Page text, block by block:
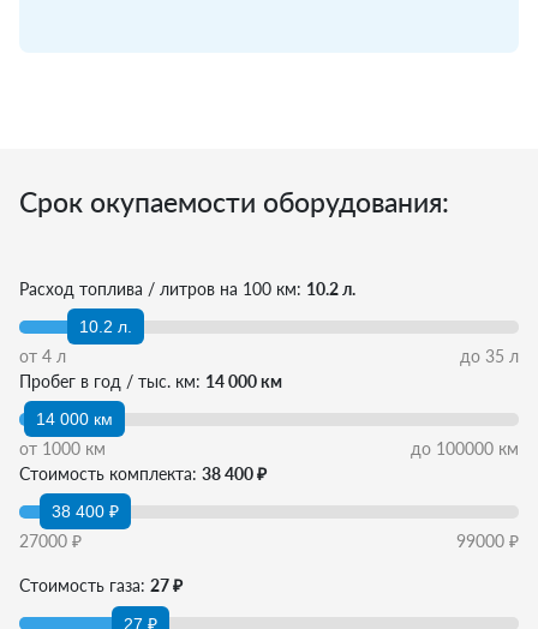
Срок окупаемости оборудования:
Расход топлива / литров на 100 км: 10.2 л.
10.2 л.
от 4 л до 35 л
Пробег в год / тыс. км: 14 000 км
14 000 км
от 1000 км до 100000 км
Стоимость комплекта: 38 400 ₽
38 400 ₽
27000 ₽ 99000 ₽
Стоимость газа: 27 ₽
27 ₽